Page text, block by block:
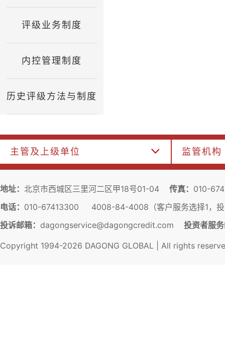
评级业务制度
内控管理制度
历史评级方法与制度
主管及上级单位 监管机构
地址： 北京市西城区三里河二区甲18号01-04 传真： 010-
电话： 010-67413300 4008-84-4008（客户服务选择1，投
投诉邮箱： dagongservice@dagongcredit.com 投资者服
Copyright 1994-2026 DAGONG GLOBAL | All rights